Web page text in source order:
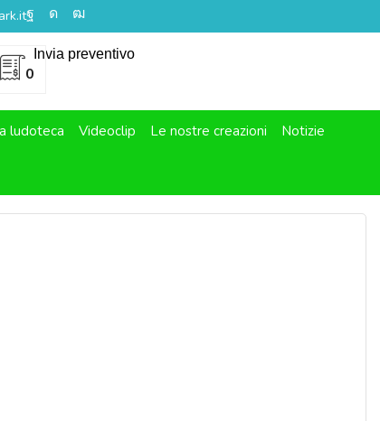
0
Invia preventivo
ludoteca Videoclip Le nostre creazioni Notizie